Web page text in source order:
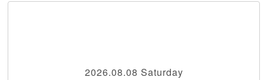
2026.08.08 Saturday